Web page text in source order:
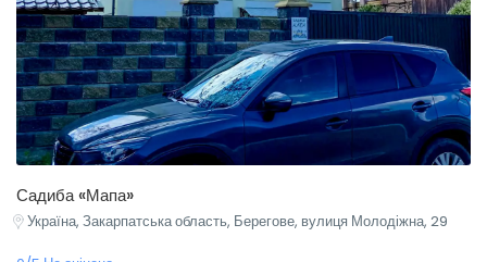
Садиба «Мапа»
Україна, Закарпатська область, Берегове, вулиця Молодіжна, 29